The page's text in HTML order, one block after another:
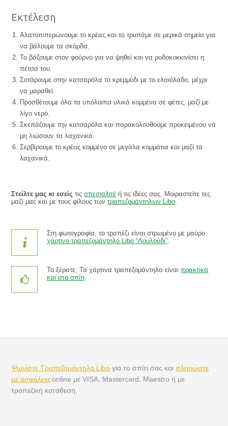
Εκτέλεση
Αλατοπιπερώνουμε το κρέας και το τρυπάμε σε μερικά σημεία για
να βάλουμε τα σκόρδα.
Το βάζουμε στον φούρνο για να ψηθεί και να ροδοκοκκινίσει η
πέτσα του.
Σοτάρουμε στην κατσαρόλα το κρεμμύδι με το ελαιόλαδο, μέχρι
να μαραθεί.
Προσθέτουμε όλα τα υπόλοιπα υλικά κομμένα σε φέτες, μαζί με
λίγο νερό.
Σκεπάζουμε την κατσαρόλα και παρακολουθούμε προκειμένου να
μη λιώσουν τα λαχανικά.
Σερβίρουμε το κρέας κομμένο σε μεγάλα κομμάτια και μαζί τα
λαχανικά.
Στείλτε μας κι εσείς τιςσπεσιαλιτέ ή τις ιδέες σας. Μοιραστείτε τες
μαζί μας και με τους φίλους τωντραπεζομάντηλων Libo.
Στη φωτογραφία, το τραπέζι είναι στρωμένο με μαύρο
χάρτινο τραπεζομάντηλο Libo “Λουλούδι”.
Το ξέρατε; Τα χάρτινα τραπεζομάντηλα είναιπρακτικά
και στο σπίτι.
Ψωνίστε Τραπεζομάντηλα Libo για το σπίτι σας καιπληρώστε
με ασφάλεια online με VISA, Mastercard, Maestro ή με
τραπεζική κατάθεση.